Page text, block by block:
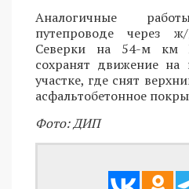
Аналогичные
путепроводе через
Северки на 54-м км
сохранят движение
участке, где снят
асфальтобетонное
Фото: ДИП